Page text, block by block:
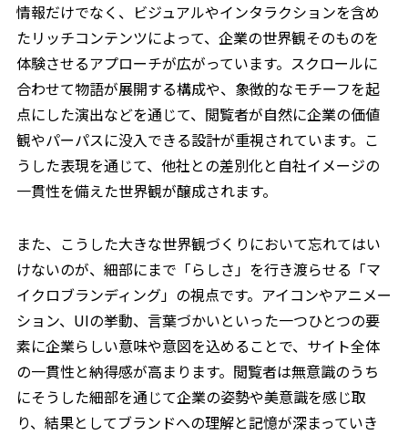
情報だけでなく、ビジュアルやインタラクションを含め
たリッチコンテンツによって、企業の世界観そのものを
体験させるアプローチが広がっています。スクロールに
合わせて物語が展開する構成や、象徴的なモチーフを起
点にした演出などを通じて、閲覧者が自然に企業の価値
観やパーパスに没入できる設計が重視されています。こ
うした表現を通じて、他社との差別化と自社イメージの
一貫性を備えた世界観が醸成されます。
また、こうした大きな世界観づくりにおいて忘れてはい
けないのが、細部にまで「らしさ」を行き渡らせる「マ
イクロブランディング」の視点です。アイコンやアニメー
ション、UIの挙動、言葉づかいといった一つひとつの要
素に企業らしい意味や意図を込めることで、サイト全体
の一貫性と納得感が高まります。閲覧者は無意識のうち
にそうした細部を通じて企業の姿勢や美意識を感じ取
り、結果としてブランドへの理解と記憶が深まっていき